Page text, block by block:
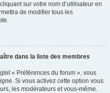
sur votre nom d’utilisateur en
de modifier tous les
dans la liste des membres
« Préférences du forum », vous
. Si vous activez cette option vous
les modérateurs et vous-même.